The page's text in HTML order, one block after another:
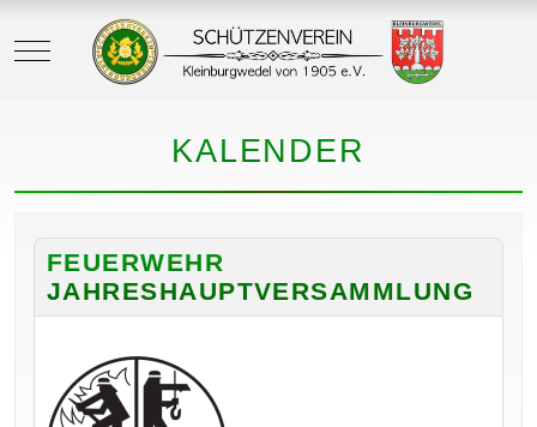
Mobile Menu Toggle
KALENDER
FEUERWEHR
JAHRESHAUPTVERSAMMLUNG